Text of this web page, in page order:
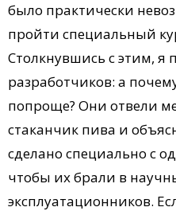
было практически
пройти специальный
Столкнувшись с этим, я
разработчиков: а
попроще? Они отвели
стаканчик пива и
сделано специально с
чтобы их брали в
эксплуатационников.